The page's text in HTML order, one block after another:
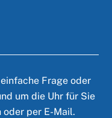
Frage oder
um die Uhr für Sie
oder per E-Mail.